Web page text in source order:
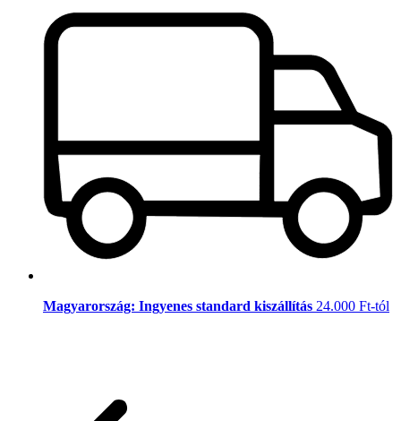
Magyarország: Ingyenes standard kiszállítás 24.000 Ft-tól